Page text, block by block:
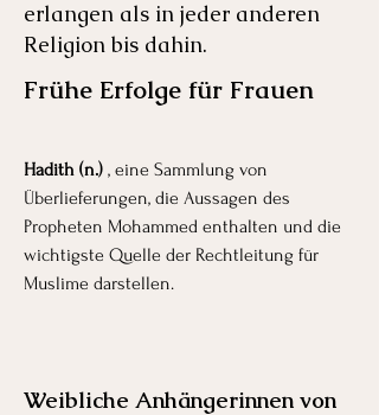
erlangen als in jeder anderen
Religion bis dahin.
Frühe Erfolge für Frauen
Hadith (n.) , eine Sammlung von
Überlieferungen, die Aussagen des
Propheten Mohammed enthalten und die
wichtigste Quelle der Rechtleitung für
Muslime darstellen.
Weibliche Anhängerinnen von